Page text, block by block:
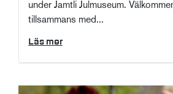
under Jamtli Julmuseum.
tillsammans med...
Läs mer